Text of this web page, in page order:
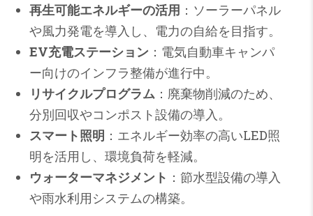
再生可能エネルギーの活用 ：ソーラーパネル
や風力発電を導入し、電力の自給を目指す。
EV充電ステーション：電気自動車キャンパ
ー向けのインフラ整備が進行中。
リサイクルプログラム：廃棄物削減のため、
分別回収やコンポスト設備の導入。
スマート照明 ：エネルギー効率の高いLED照
明を活用し、環境負荷を軽減。
ウォーターマネジメント ：節水型設備の導入
や雨水利用システムの構築。